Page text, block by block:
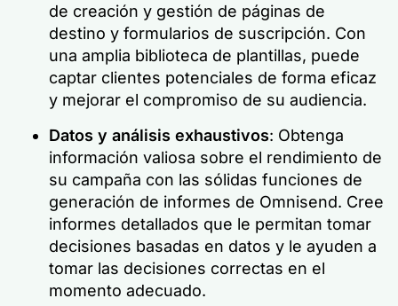
de creación y gestión de páginas de
destino y formularios de suscripción. Con
una amplia biblioteca de plantillas, puede
captar clientes potenciales de forma eficaz
y mejorar el compromiso de su audiencia.
Datos y análisis exhaustivos: Obtenga
información valiosa sobre el rendimiento de
su campaña con las sólidas funciones de
generación de informes de Omnisend. Cree
informes detallados que le permitan tomar
decisiones basadas en datos y le ayuden a
tomar las decisiones correctas en el
momento adecuado.